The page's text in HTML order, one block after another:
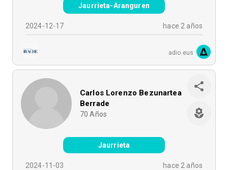
Jaurrieta-Aranguren
2024-12-17 hace 2 años
adio.eus
Carlos Lorenzo Bezunartea
Berrade
70 Años
Jaurrieta
2024-11-03 hace 2 años